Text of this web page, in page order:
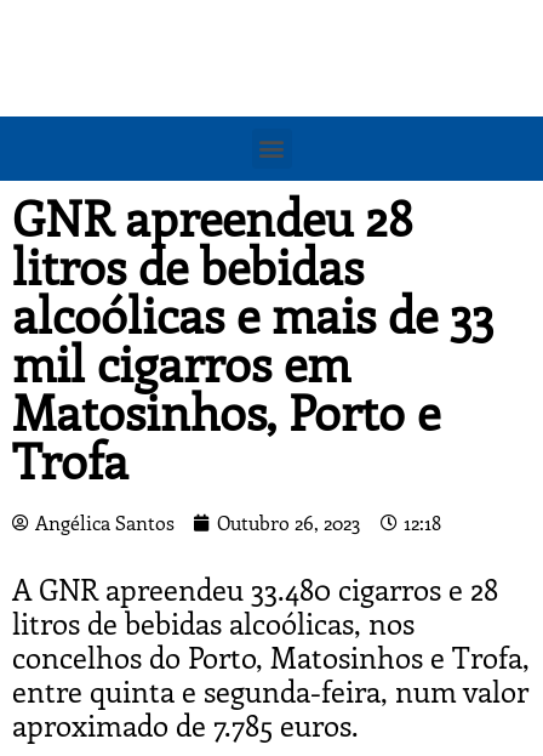
GNR apreendeu 28
litros de bebidas
alcoólicas e mais de 33
mil cigarros em
Matosinhos, Porto e
Trofa
Angélica Santos Outubro 26, 2023 12:18
A GNR apreendeu 33.480 cigarros e 28
litros de bebidas alcoólicas, nos
concelhos do Porto, Matosinhos e Trofa,
entre quinta e segunda-feira, num valor
aproximado de 7.785 euros.